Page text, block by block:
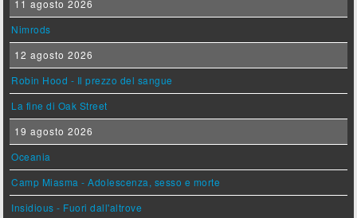
11 agosto 2026
Nimrods
12 agosto 2026
Robin Hood - Il prezzo del sangue
La fine di Oak Street
19 agosto 2026
Oceania
Camp Miasma - Adolescenza, sesso e morte
Insidious - Fuori dall'altrove